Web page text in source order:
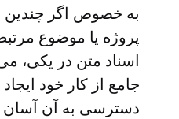
به خصوص اگر چندین
پروژه یا موضوع
اسناد متن در یکی،
جامع از کار خود
دسترسی به آن آسان